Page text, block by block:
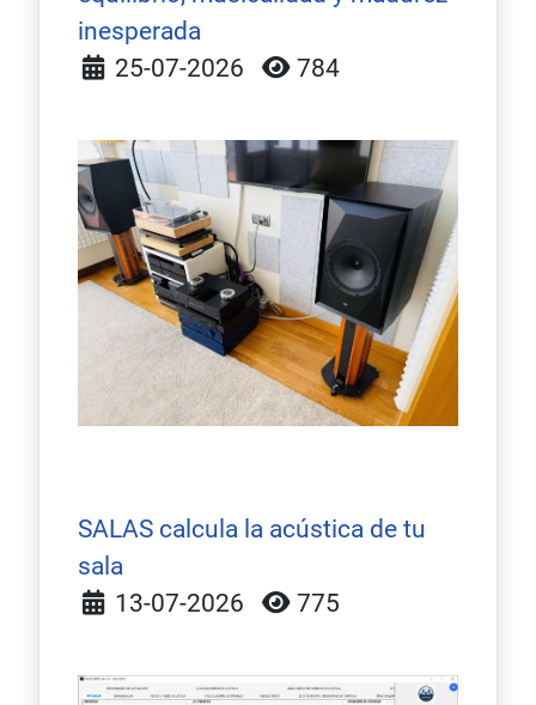
inesperada
Detalles
25-07-2026 784
SALAS calcula la acústica de tu
sala
Detalles
13-07-2026 775